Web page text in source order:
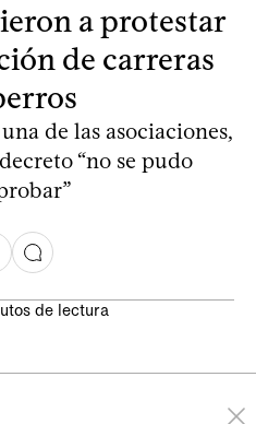
a protestar
de carreras
de las asociaciones,
“no se pudo
de lectura